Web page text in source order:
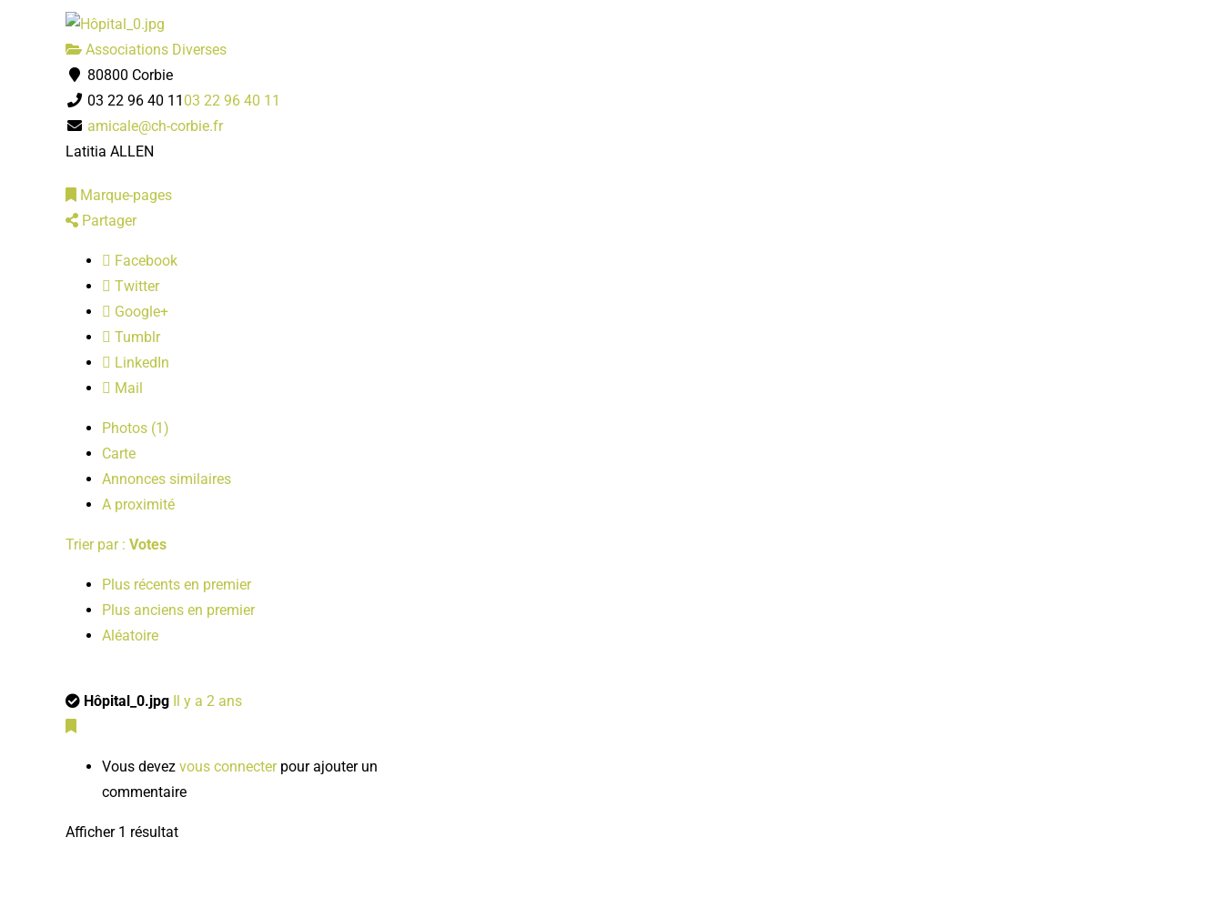
Associations Diverses
80800 Corbie
03 22 96 40 11 03 22 96 40 11
amicale@ch-corbie.fr
Latitia ALLEN
Marque-pages
Partager
Facebook
Twitter
Google+
Tumblr
LinkedIn
Mail
Photos (1)
Carte
Annonces similaires
A proximité
Trier par : Votes
Plus récents en premier
Plus anciens en premier
Aléatoire
Hôpital_0.jpg Il y a 2 ans
Vous devez vous connecterpour ajouter un
commentaire
Afficher 1 résultat